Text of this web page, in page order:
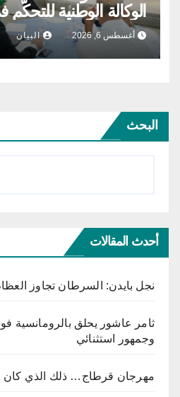
الوكالة الوطنية
مشروع الطاقة
أغسطس 6, 2026 البيان
البحث
أحدث المقالات
نجل بايدن: السرطان تجاوز
ثامر عاشور يحلق بالرومانسية
وجمهور استثنائي
مهرجان قرطاج… ذلك الذي